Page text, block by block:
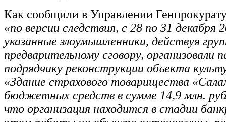
Как сообщили в Управлении
«по версии следствия, с 28 по 31 декабря
указанные злоумышленники, действуя
предварительному сговору, организовали
подрядчику реконструкции объекта
«Здание страхового товарищества
бюджетных средств в сумме 14,9 млн.
что организация находится в стадии